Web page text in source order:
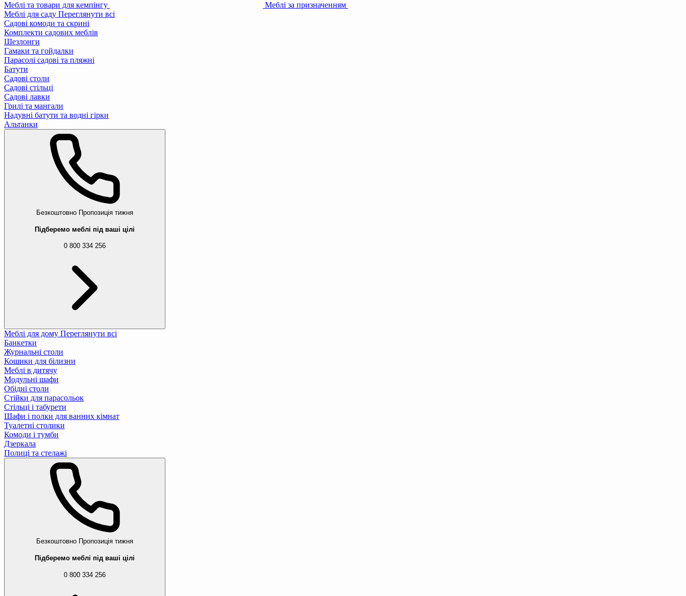
Меблі та товари для кемпінгу
Меблі за призначенням
Меблі для саду Переглянути всі
Садові комоди та скрині
Комплекти садових меблів
Шезлонги
Гамаки та гойдалки
Парасолі садові та пляжні
Батути
Садові столи
Садові стільці
Садові лавки
Грилі та мангали
Надувні батути та водні гірки
Альтанки
Безкоштовно Пропозиція тижня
Підберемо меблі під ваші цілі
0 800 334 256
Меблі для дому Переглянути всі
Банкетки
Журнальні столи
Кошики для білизни
Меблі в дитячу
Модульні шафи
Обідні столи
Стійки для парасольок
Стільці і табурети
Шафи і полки для ванних кімнат
Туалетні столики
Комоди і тумби
Дзеркала
Полиці та стелажі
Безкоштовно Пропозиція тижня
Підберемо меблі під ваші цілі
0 800 334 256